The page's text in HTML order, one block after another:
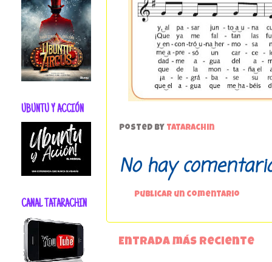
Posted by tatarachin
No hay
Publicar un comentario
Entrada más reciente
UBUNTU Y ACCIÓN
CANAL TATARACHIN